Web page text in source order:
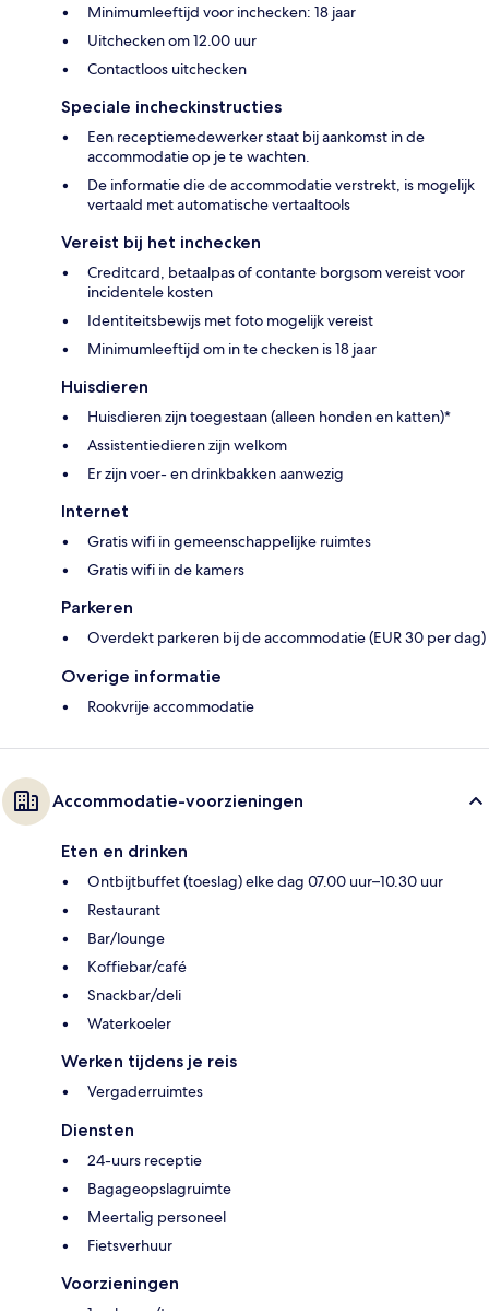
Minimumleeftijd voor inchecken: 18 jaar
Uitchecken om 12.00 uur
Contactloos uitchecken
Speciale incheckinstructies
Een receptiemedewerker staat bij aankomst in de
accommodatie op je te wachten.
De informatie die de accommodatie verstrekt, is mogelijk
vertaald met automatische vertaaltools
Vereist bij het inchecken
Creditcard, betaalpas of contante borgsom vereist voor
incidentele kosten
Identiteitsbewijs met foto mogelijk vereist
Minimumleeftijd om in te checken is 18 jaar
Huisdieren
Huisdieren zijn toegestaan (alleen honden en katten)*
Assistentiedieren zijn welkom
Er zijn voer- en drinkbakken aanwezig
Internet
Gratis wifi in gemeenschappelijke ruimtes
Gratis wifi in de kamers
Parkeren
Overdekt parkeren bij de accommodatie (EUR 30 per dag)
Overige informatie
Rookvrije accommodatie
Accommodatie-voorzieningen
Eten en drinken
Ontbijtbuffet (toeslag) elke dag 07.00 uur–10.30 uur
Restaurant
Bar/lounge
Koffiebar/café
Snackbar/deli
Waterkoeler
Werken tijdens je reis
Vergaderruimtes
Diensten
24-uurs receptie
Bagageopslagruimte
Meertalig personeel
Fietsverhuur
Voorzieningen